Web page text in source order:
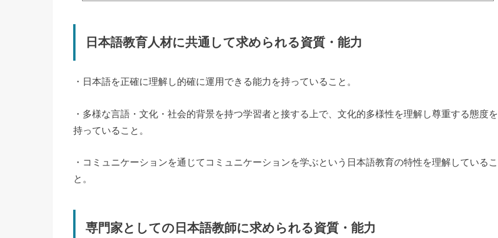
日本語教育人材に共通して求められる資質・能力
・日本語を正確に理解し的確に運用できる能力を持っていること。
・多様な言語・文化・社会的背景を持つ学習者と接する上で、文化的多様性を理解し尊重する態度を
持っていること。
・コミュニケーションを通じてコミュニケーションを学ぶという日本語教育の特性を理解しているこ
と。
専門家としての日本語教師に求められる資質・能力